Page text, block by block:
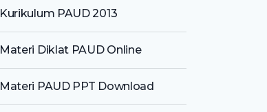
Kurikulum PAUD 2013
Materi Diklat PAUD Online
Materi PAUD PPT Download